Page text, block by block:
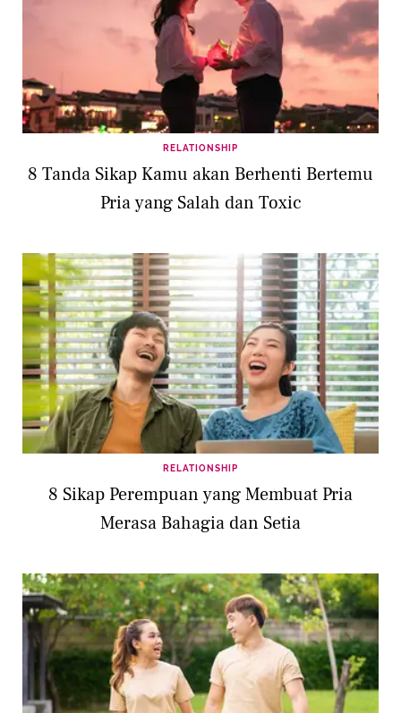
RELATIONSHIP
8 Tanda Sikap Kamu akan Berhenti Bertemu
Pria yang Salah dan Toxic
RELATIONSHIP
8 Sikap Perempuan yang Membuat Pria
Merasa Bahagia dan Setia